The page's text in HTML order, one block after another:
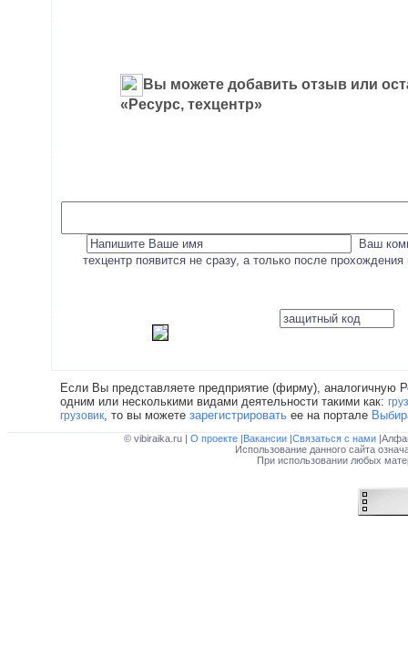
Вы можете добавить отзыв или
«Ресурс, техцентр»
Ваш
техцентр появится не сразу, а только после
Если Вы представляете предприятие (фирму), аналогичную
одним или несколькими видами деятельности такими как:
грузовик, то вы можете зарегистрировать ее на портале
© vibiraika.ru | О проекте |Вакансии |Связаться с нами
Использование данного сайта
При использовании любых